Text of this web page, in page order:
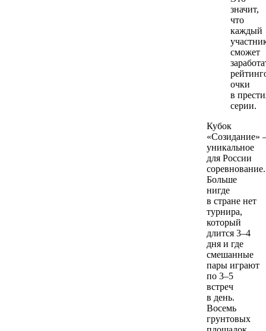
значит,
что
каждый
сможет
очки
в
серии.
Кубок
«Созидание»
уникальное
для России
соревнование.
Больше
нигде
в стране нет
турнира,
который
длится 3–4
дня и где
смешанные
пары играют
по 3–5
встреч
в день.
Восемь
грунтовых